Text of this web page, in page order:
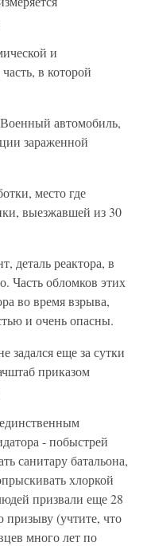
и
в которой
автомобиль,
зараженной
место где
выезжавшей из 30
деталь реактора, в
Часть обломков этих
во время взрыва,
и очень опасны.
задался еще за сутки
приказом
- побыстрей
санитару батальона,
хлоркой
призвали еще 28
призыву (учтите, что
много лет по